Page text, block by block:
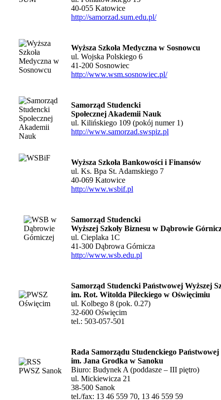
40-055 Katowice
http://samorzad.sum.edu.pl/
Wyższa Szkoła Medyczna w Sosnowcu
ul. Wojska Polskiego 6
41-200 Sosnowiec
http://www.wsm.sosnowiec.pl/
Samorząd Studencki
Społecznej Akademii Nauk
ul. Kilińskiego 109 (pokój numer 1)
http://www.samorzad.swspiz.pl
Wyższa Szkoła Bankowości i Finansów
ul. Ks. Bpa St. Adamskiego 7
40-069 Katowice
http://www.wsbif.pl
Samorząd Studencki
Wyższej Szkoły Biznesu w Dąbrowie
ul. Cieplaka 1C
41-300 Dąbrowa Górnicza
http://www.wsb.edu.pl
Samorząd Studencki Państwowej Wyższej
im. Rot. Witolda Pileckiego w Oświęcimiu
ul. Kolbego 8 (pok. 0.27)
32-600 Oświęcim
tel.: 503-057-501
Rada Samorządu Studenckiego
im. Jana Grodka w Sanoku
Biuro: Budynek A (poddasze – III piętro)
ul. Mickiewicza 21
38-500 Sanok
tel./fax: 13 46 559 70, 13 46 559 59